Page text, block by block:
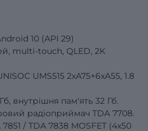
10 (API 29)
multi-touch, QLED, 2K
UMS515 2хA75+6хA55, 1.8
внутрішня пам'ять 32 Гб.
радіоприймач TDA 7708.
/ TDA 7838 MOSFET (4х50